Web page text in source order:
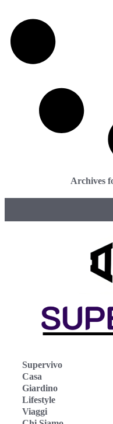
Archives
Supervivo
Casa
Giardino
Lifestyle
Viaggi